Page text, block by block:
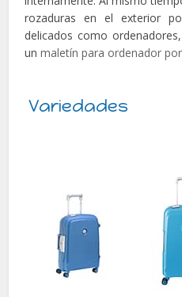
rozaduras en el exterior
delicados como
unmaletín para ordenador
Variedades